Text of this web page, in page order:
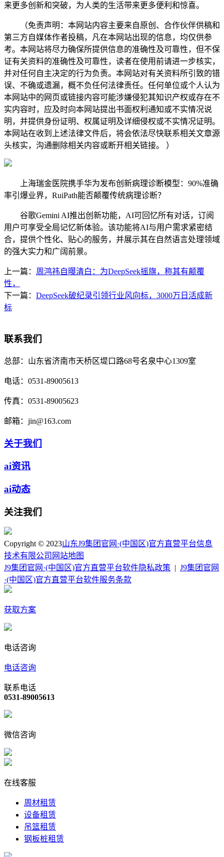
来更多创新和突破，为人类的生活带来更多便利和惊喜。
（免责声明：本网站内容主要来自原创、合作伙伴供稿和
第三方自媒体作者投稿，凡在本网站出现的信息，均仅供参
考。本网站将尽力确保所提供信息的准确性及可靠性，但不保
证有关资料的准确性及可靠性，读者在使用前请进一步核实，
并对任何自主决定的行为负责。本网站对有关资料所引致的错
误、不确或遗漏，概不负任何法律责任。任何单位或个人认为
本网站中的网页或链接内容可能涉嫌侵犯其知识产权或存在不
实内容时，应及时向本网站提出书面权利通知或不实情况说
明，并提供身份证明、权属证明及详细侵权或不实情况证明。
本网站在收到上述法律文件后，将会依法尽快联系相关文章源
头核实，沟通删除相关内容或断开相关链接。 ）
上海瑞金医院携手华为发布创新病理诊断模型：90%准确
率引爆业界，RuiPath能否颠覆传统病理诊断？
谷歌Gemini AI推出创新功能，AI可回忆所有对话，订阅
用户可享受全局记忆新体验。该功能将AI与用户需求紧密结
合，提供个性化、贴心的服务，并展示其在自然语言处理领域
的强大实力和广阔前景。
上一篇： 周鸿祎自曝清白：为DeepSeek摇旗，称其有颠覆
性，
下一篇： DeepSeek破纪录引领行业风向标，3000万日活成新
标
联系我们
总部： 山东省济南市天桥区堤口路68号名泉中心1309室
电话： 0531-89005613
传真： 0531-89005623
邮箱： jin@163.com
关于我们
ai资讯
ai动态
关注我们
Copyright © 2023山东J9集团官网·(中国区)官方直营平台信息
技术有限公司 网站地图
J9集团官网·(中国区)官方直营平台软件隐私政策
J9集团官网
·(中国区)官方直营平台软件服务条款
获取方案
电话咨询
电话咨询
联系电话
0531-89005613
微信咨询
在线客服
周材租赁
设备租赁
吊篮租赁
钢板桩租赁